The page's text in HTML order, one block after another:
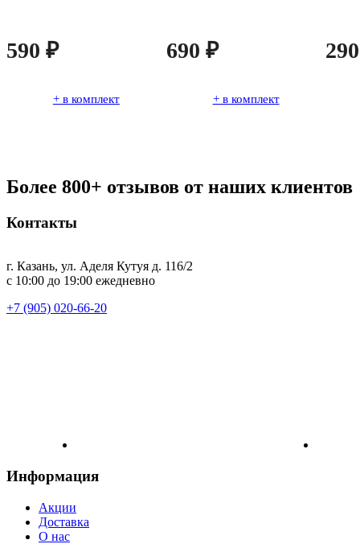
590 ₽
+ в комплект
690 ₽
+ в комплект
Более 800+ отзывов от наших клиентов
Контакты
г. Казань, ул. Аделя Кутуя д. 116/2
с 10:00 до 19:00 ежедневно
+7 (905) 020-66-20
Информация
Акции
Доставка
О нас